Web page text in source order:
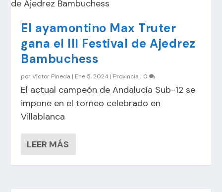
El ayamontino Max Truter
gana el III Festival de Ajedrez
Bambuchess
porVíctor Pineda | Ene 5, 2024 | Provincia | 0
El actual campeón de Andalucía Sub-12 se
impone en el torneo celebrado en
Villablanca
LEER MÁS